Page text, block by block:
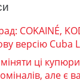
COKAINÉ,
версію Cuba
ці
але є